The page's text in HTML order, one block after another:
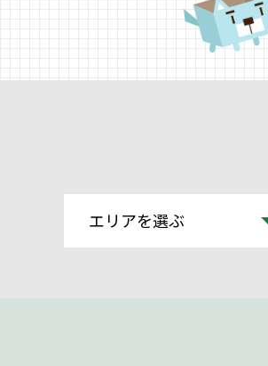
エリアを選ぶ